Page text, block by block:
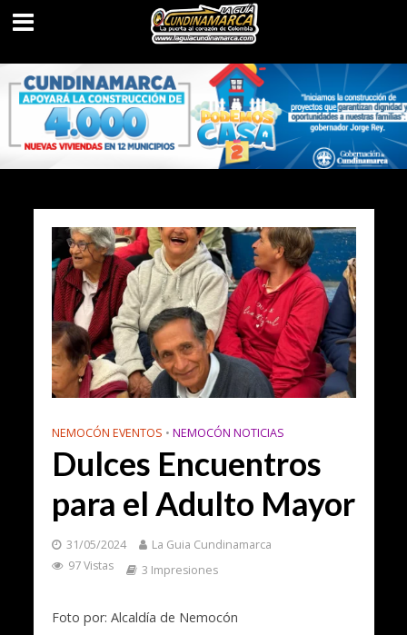
NEMOCÓN EVENTOS • NEMOCÓN NOTICIAS
Dulces Encuentros
para el Adulto Mayor
31/05/2024
La Guia Cundinamarca
97 Vistas
3 Impresiones
Foto por: Alcaldía de Nemocón